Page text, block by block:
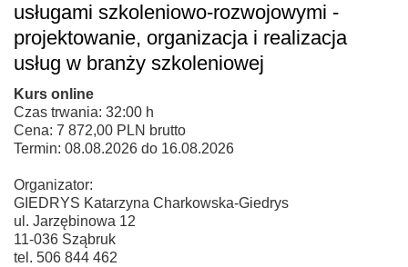
usługami szkoleniowo-rozwojowymi -
projektowanie, organizacja i realizacja
usług w branży szkoleniowej
Kurs online
Czas trwania: 32:00 h
Cena: 7 872,00 PLN brutto
Termin: 08.08.2026 do 16.08.2026
Organizator:
GIEDRYS Katarzyna Charkowska-Giedrys
ul. Jarzębinowa 12
11-036 Sząbruk
tel. 506 844 462